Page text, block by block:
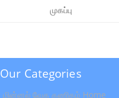
முகப்பு
Our Categories
மின்னல் வேக கணிதம் Home